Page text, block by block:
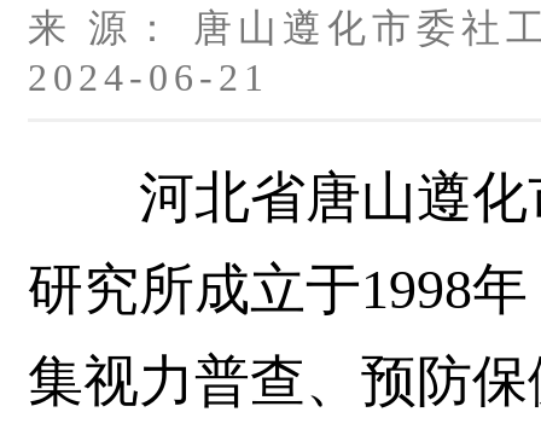
来 源： 唐山遵化市委
2024-06-21
河北省唐山遵化
研究所成立于1998
集视力普查、预防